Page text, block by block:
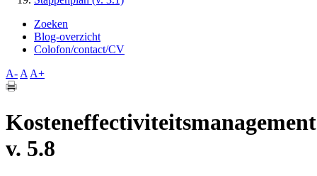
Zoeken
Blog-overzicht
Colofon/contact/CV
A- A A+
Kosteneffectiviteitsmanagement
v. 5.8